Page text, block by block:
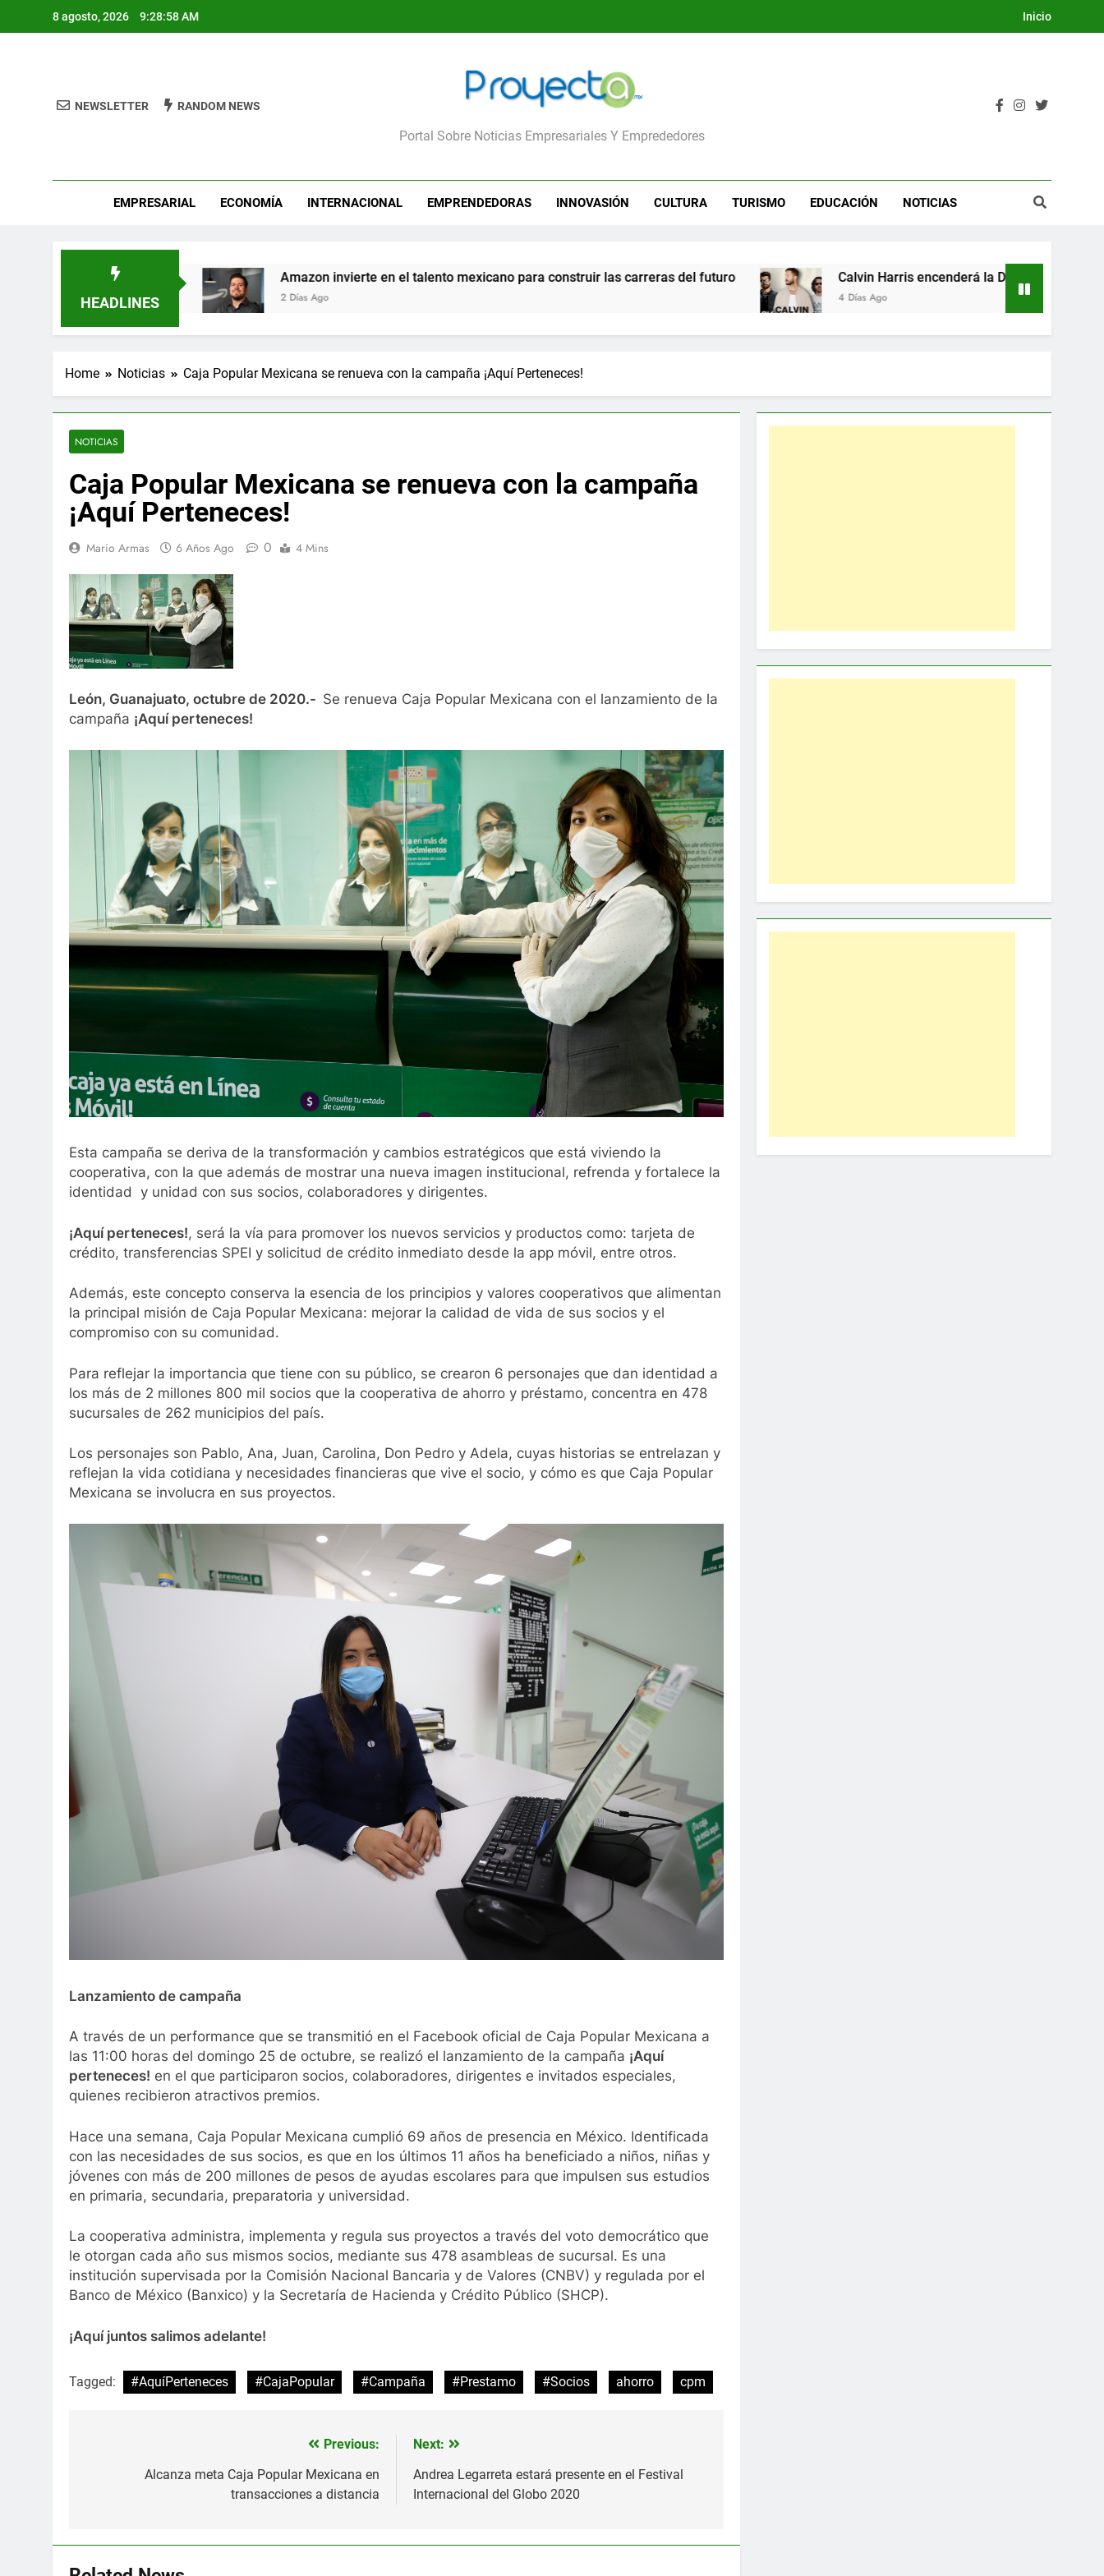
8 agosto, 2026 9:28:59 AM Inicio
ProyectaPortal Sobre Noticias Empresariales Y Emprededores
NEWSLETTER RANDOM NEWS
EMPRESARIAL ECONOMÍA INTERNACIONAL EMPRENDEDORAS INNOVASIÓN CULTURA TURISMO EDUCACIÓN NOTICIAS
HEADLINES
Amazon invierte en el talento mexicano para construir las carreras del futuro
2 Días Ago
Calvin Harris encenderá la Dream Night del Festival
4 Días Ago
Home Noticias Caja Popular Mexicana se renueva con la campaña ¡Aquí Perteneces!
NOTICIAS
Caja Popular Mexicana se renueva con la campaña
¡Aquí Perteneces!
Mario Armas 6 Años Ago 0 4 Mins
León, Guanajuato, octubre de 2020.- Se renueva Caja Popular Mexicana con el lanzamiento de la
campaña ¡Aquí perteneces!
Esta campaña se deriva de la transformación y cambios estratégicos que está viviendo la
cooperativa, con la que además de mostrar una nueva imagen institucional, refrenda y fortalece la
identidad y unidad con sus socios, colaboradores y dirigentes.
¡Aquí perteneces!, será la vía para promover los nuevos servicios y productos como: tarjeta de
crédito, transferencias SPEI y solicitud de crédito inmediato desde la app móvil, entre otros.
Además, este concepto conserva la esencia de los principios y valores cooperativos que alimentan
la principal misión de Caja Popular Mexicana: mejorar la calidad de vida de sus socios y el
compromiso con su comunidad.
Para reflejar la importancia que tiene con su público, se crearon 6 personajes que dan identidad a
los más de 2 millones 800 mil socios que la cooperativa de ahorro y préstamo, concentra en 478
sucursales de 262 municipios del país.
Los personajes son Pablo, Ana, Juan, Carolina, Don Pedro y Adela, cuyas historias se entrelazan y
reflejan la vida cotidiana y necesidades financieras que vive el socio, y cómo es que Caja Popular
Mexicana se involucra en sus proyectos.
Lanzamiento de campaña
A través de un performance que se transmitió en el Facebook oficial de Caja Popular Mexicana a
las 11:00 horas del domingo 25 de octubre, se realizó el lanzamiento de la campaña ¡Aquí
perteneces! en el que participaron socios, colaboradores, dirigentes e invitados especiales,
quienes recibieron atractivos premios.
Hace una semana, Caja Popular Mexicana cumplió 69 años de presencia en México. Identificada
con las necesidades de sus socios, es que en los últimos 11 años ha beneficiado a niños, niñas y
jóvenes con más de 200 millones de pesos de ayudas escolares para que impulsen sus estudios
en primaria, secundaria, preparatoria y universidad.
La cooperativa administra, implementa y regula sus proyectos a través del voto democrático que
le otorgan cada año sus mismos socios, mediante sus 478 asambleas de sucursal. Es una
institución supervisada por la Comisión Nacional Bancaria y de Valores (CNBV) y regulada por el
Banco de México (Banxico) y la Secretaría de Hacienda y Crédito Público (SHCP).
¡Aquí juntos salimos adelante!
Tagged: #AquíPerteneces #CajaPopular #Campaña #Prestamo #Socios ahorro cpm
Previous:
Alcanza meta Caja Popular Mexicana en
transacciones a distancia
Next:
Andrea Legarreta estará presente en el Festival
Internacional del Globo 2020